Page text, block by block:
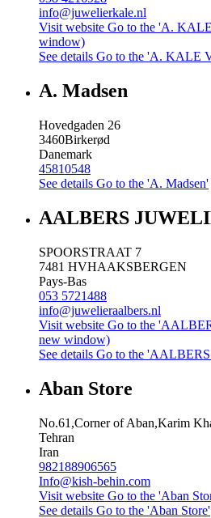
info@juwelierkale.nl
Visit website Go to the 'A.
window)
See details Go to the 'A. KALE
A. Madsen
Hovedgaden 26
3460Birkerød
Danemark
45810548
See details Go to the 'A. Madsen'
AALBERS
SPOORSTRAAT 7
7481 HVHAAKSBERGEN
Pays-Bas
053 5721488
info@juwelieraalbers.nl
Visit website Go to the
new window)
See details Go to the
Aban Store
No.61,Corner of Aban,Karim
Tehran
Iran
982188906565
Info@kish-behin.com
Visit website Go to the 'Aban
See details Go to the 'Aban Store'